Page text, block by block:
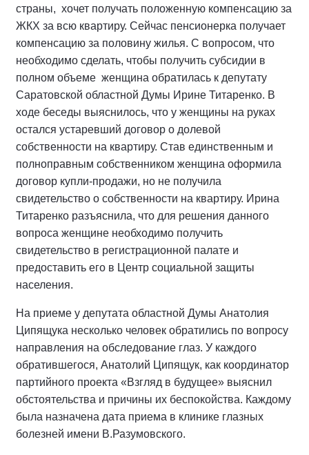
страны, хочет получать положенную компенсацию за
ЖКХ за всю квартиру. Сейчас пенсионерка получает
компенсацию за половину жилья. С вопросом, что
необходимо сделать, чтобы получить субсидии в
полном объеме женщина обратилась к депутату
Саратовской областной Думы Ирине Титаренко. В
ходе беседы выяснилось, что у женщины на руках
остался устаревший договор о долевой
собственности на квартиру. Став единственным и
полноправным собственником женщина оформила
договор купли-продажи, но не получила
свидетельство о собственности на квартиру. Ирина
Титаренко разъяснила, что для решения данного
вопроса женщине необходимо получить
свидетельство в регистрационной палате и
предоставить его в Центр социальной защиты
населения.
На приеме у депутата областной Думы Анатолия
Ципящука несколько человек обратились по вопросу
направления на обследование глаз. У каждого
обратившегося, Анатолий Ципящук, как координатор
партийного проекта «Взгляд в будущее» выяснил
обстоятельства и причины их беспокойства. Каждому
была назначена дата приема в клинике глазных
болезней имени В.Разумовского.